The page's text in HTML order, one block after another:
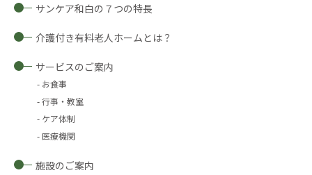
サンケア和白の７つの特長
介護付き有料老人ホームとは？
サービスのご案内
お食事
行事・教室
ケア体制
医療機関
施設のご案内